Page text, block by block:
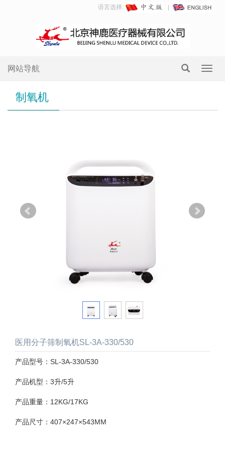
语言选择:
网站导航
制氧机
医用分子筛制氧机SL-3A-330/530
产品型号：SL-3A-330/530
产品机型：3升/5升
产品重量：12KG/17KG
产品尺寸：407×247×543MM